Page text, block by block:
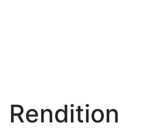
Rendition